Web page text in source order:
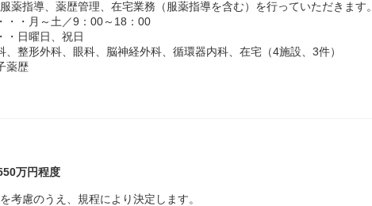
薬指導、薬歴管理、在宅業務（服薬指導を含む）を行っていただきます。
・・月～土／9：00～18：00
・日曜日、祝日
、整形外科、眼科、脳神経外科、循環器内科、在宅（4施設、3件）
薬歴
万円程度
考慮のうえ、規程により決定します。